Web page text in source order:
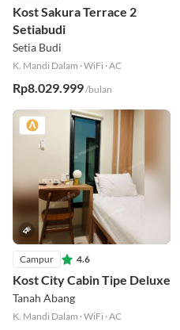
Kost Sakura Terrace 2
Setiabudi
Setia Budi
K. Mandi Dalam ·WiFi ·AC
Rp8.029.999/bulan
Campur 4.6
Kost City Cabin Tipe Deluxe
Tanah Abang
K. Mandi Dalam ·WiFi ·AC